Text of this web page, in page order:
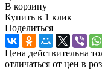
В корзину
Купить в 1 клик
Поделиться
Цена действительна
отличаться от цен в